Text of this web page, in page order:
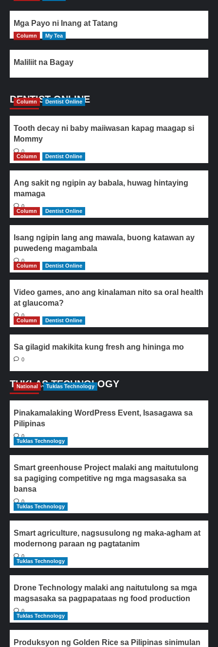
Mga Payo ni Inang at Tatang
Column My Tea
Maliliit na Bagay
DENTIST ONLINE
Column Dentist Online
Tooth decay ni baby maiiwasan kapag maagap si
Mommy
0
Column
Dentist Online
Ang sakit ng ngipin ay babala, huwag hintaying
mamaga
0
Column
Dentist Online
Isang ngipin lang ang mawala, buong katawan ay
puwedeng magambala
0
Column
Dentist Online
Video games, ano ang kinalaman nito sa oral health
at glaucoma?
0
Column
Dentist Online
Sa gilagid makikita kung fresh ang hininga mo
0
TUKLAS TECHNOLOGY
National Tuklas Technology
Pinakamalaking WordPress Event, Isasagawa sa
Pilipinas
0
Tuklas Technology
Smart greenhouse Project malaki ang maitutulong
sa pagiging competitive ng mga magsasaka sa
bansa
0
Tuklas Technology
Smart agriculture, nagsusulong ng maka-agham at
modernong paraan ng pagtatanim
0
Tuklas Technology
Drone Technology malaki ang naitutulong sa mga
magsasaka sa pagpapataas ng food production
0
Tuklas Technology
Produksyon ng Golden Rice sa Pilipinas sinimulan